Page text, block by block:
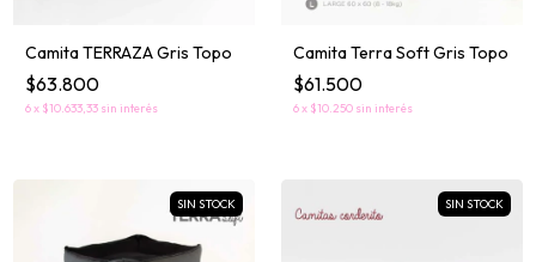
Camita TERRAZA Gris Topo
$63.800
6x $10.633,33 sin interés
Camita Terra Soft Gris Topo
$61.500
6x $10.250 sin interés
SIN STOCK SIN STOCK